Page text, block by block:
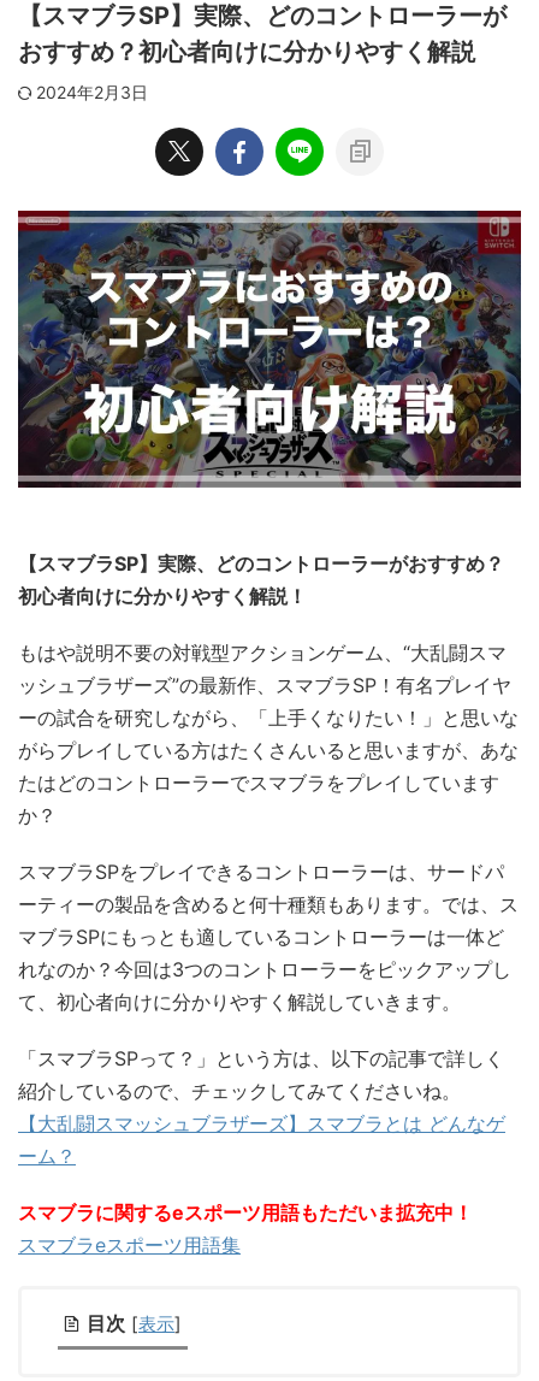
【スマブラSP】実際、どのコントローラーが
おすすめ？初心者向けに分かりやすく解説
2024年2月3日
【スマブラSP】実際、どのコントローラーがおすすめ？
初心者向けに分かりやすく解説！
もはや説明不要の対戦型アクションゲーム、“大乱闘スマ
ッシュブラザーズ”の最新作、スマブラSP！有名プレイヤ
ーの試合を研究しながら、「上手くなりたい！」と思いな
がらプレイしている方はたくさんいると思いますが、あな
たはどのコントローラーでスマブラをプレイしています
か？
スマブラSPをプレイできるコントローラーは、サードパ
ーティーの製品を含めると何十種類もあります。では、ス
マブラSPにもっとも適しているコントローラーは一体ど
れなのか？今回は3つのコントローラーをピックアップし
て、初心者向けに分かりやすく解説していきます。
「スマブラSPって？」という方は、以下の記事で詳しく
紹介しているので、チェックしてみてくださいね。
【大乱闘スマッシュブラザーズ】スマブラとは どんなゲ
ーム？
スマブラに関するeスポーツ用語もただいま拡充中！
スマブラeスポーツ用語集
目次 [表示]